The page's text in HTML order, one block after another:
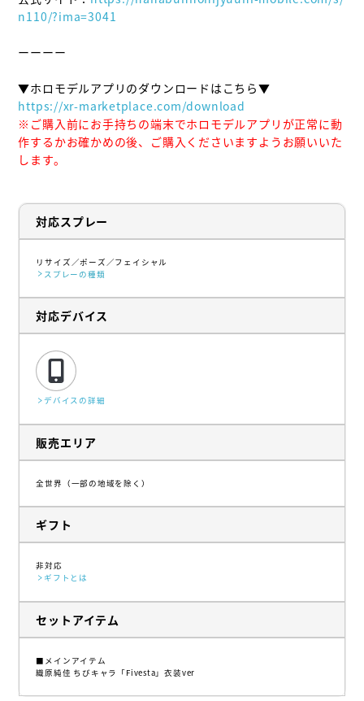
n110/?ima=3041
ーーーー
https://xr-marketplace.com/download
※ご購入前にお手持ちの端末でホロモデルアプリが正常に動
作するかお確かめの後、ご購入くださいますようお願いいた
します。
対応スプレー
リサイズ ポーズ
フェイシャル
スプレーの種類
対応デバイス
デバイスの詳細
販売エリア
全世界（一部の地域を除く）
ギフト
非対応
ギフトとは
セットアイテム
■メインアイテム
織原純佳 ちびキャラ「Fivesta」衣装ver